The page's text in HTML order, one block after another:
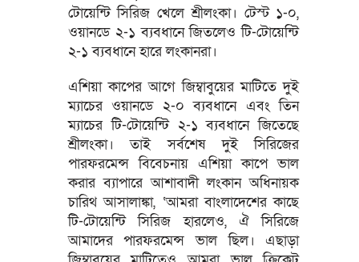
টোয়েন্টি সিরিজ খেলে শ্রীলংকা। টেস্ট ১-০,
ওয়ানডে ২-১ ব্যবধানে জিতলেও টি-টোয়েন্টি
২-১ ব্যবধানে হারে লংকানরা।
এশিয়া কাপের আগে জিম্বাবুয়ের মাটিতে দুই
ম্যাচের ওয়ানডে ২-০ ব্যবধানে এবং তিন
ম্যাচের টি-টোয়েন্টি ২-১ ব্যবধানে জিতেছে
শ্রীলংকা। তাই সর্বশেষ দুই সিরিজের
পারফরমেন্স বিবেচনায় এশিয়া কাপে ভাল
করার ব্যাপারে আশাবাদী লংকান অধিনায়ক
চারিথ আসালাঙ্কা, ‘আমরা বাংলাদেশের কাছে
টি-টোয়েন্টি সিরিজ হারলেও, ঐ সিরিজে
আমাদের পারফরমেন্স ভাল ছিল। এছাড়া